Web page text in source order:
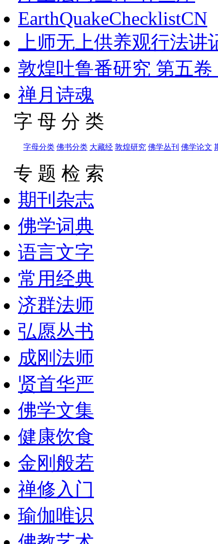
EarthQuakeChecklistCN
上师无上供养观行法讲
敦煌吐鲁番研究 第五
禅月诗魂
字 母 分 类
字母分类 佛书分类 大藏经 敦煌研究 佛学丛刊 佛学论文
专 题 检 索
期刊杂志
佛学词典
语言文字
常用经典
济群法师
弘愿丛书
成刚法师
贤首华严
佛学文集
健康饮食
金刚般若
禅修入门
瑜伽唯识